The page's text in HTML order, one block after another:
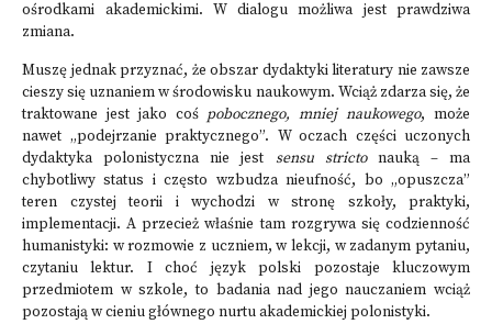
ośrodkami akademickimi. W dialogu możliwa jest prawdziwa
zmiana.
Muszę jednak przyznać, że obszar dydaktyki literatury nie zawsze
cieszy się uznaniem w środowisku naukowym. Wciąż zdarza się, że
traktowane jest jako coś pobocznego,mniej naukowego, może
nawet „podejrzanie praktycznego”. W oczach części uczonych
dydaktyka polonistyczna nie jest sensu strictonauką – ma
chybotliwy status i często wzbudza nieufność, bo „opuszcza”
teren czystej teorii i wychodzi w stronę szkoły, praktyki,
implementacji. A przecież właśnie tam rozgrywa się codzienność
humanistyki: w rozmowie z uczniem, w lekcji, w zadanym pytaniu,
czytaniu lektur. I choć język polski pozostaje kluczowym
przedmiotem w szkole, to badania nad jego nauczaniem wciąż
pozostają w cieniu głównego nurtu akademickiej polonistyki.